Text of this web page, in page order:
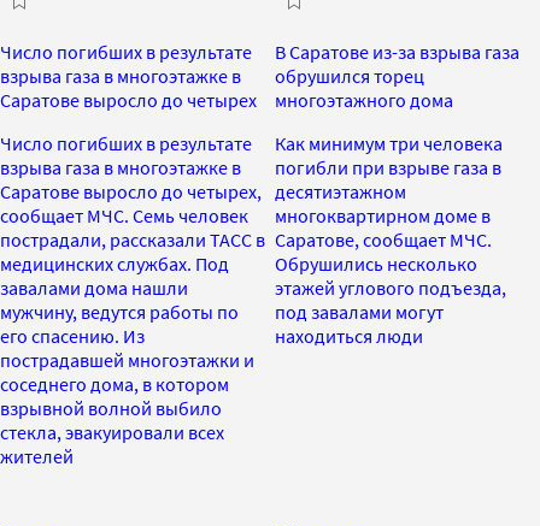
Число погибших в результате
взрыва газа в многоэтажке в
Саратове выросло до четырех
Число погибших в результате
взрыва газа в многоэтажке в
Саратове выросло до четырех,
сообщает МЧС. Семь человек
пострадали, рассказали ТАСС в
медицинских службах. Под
завалами дома нашли
мужчину, ведутся работы по
его спасению. Из
пострадавшей многоэтажки и
соседнего дома, в котором
взрывной волной выбило
стекла, эвакуировали всех
жителей
В Саратове из-за взрыва газа
обрушился торец
многоэтажного дома
Как минимум три человека
погибли при взрыве газа в
десятиэтажном
многоквартирном доме в
Саратове, сообщает МЧС.
Обрушились несколько
этажей углового подъезда,
под завалами могут
находиться люди